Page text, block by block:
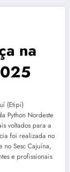
na
(Etipi)
Python Nordeste
voltados para a
foi realizada no
no Sesc Cajuína,
e profissionais